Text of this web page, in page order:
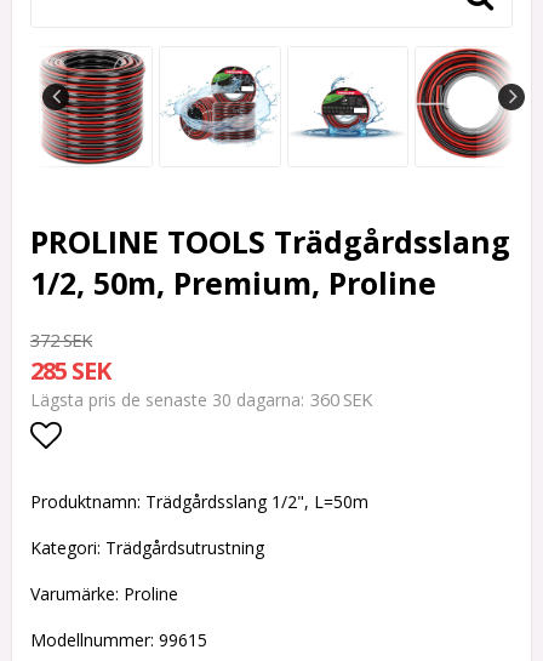
PROLINE TOOLS Trädgårdsslang
1/2, 50m, Premium, Proline
372 SEK
285 SEK
Lägsta pris de senaste 30 dagarna 360 SEK
Lägg till i favoritlistan
Produktnamn: Trädgårdsslang 1/2", L=50m
Kategori: Trädgårdsutrustning
Varumärke: Proline
Modellnummer: 99615